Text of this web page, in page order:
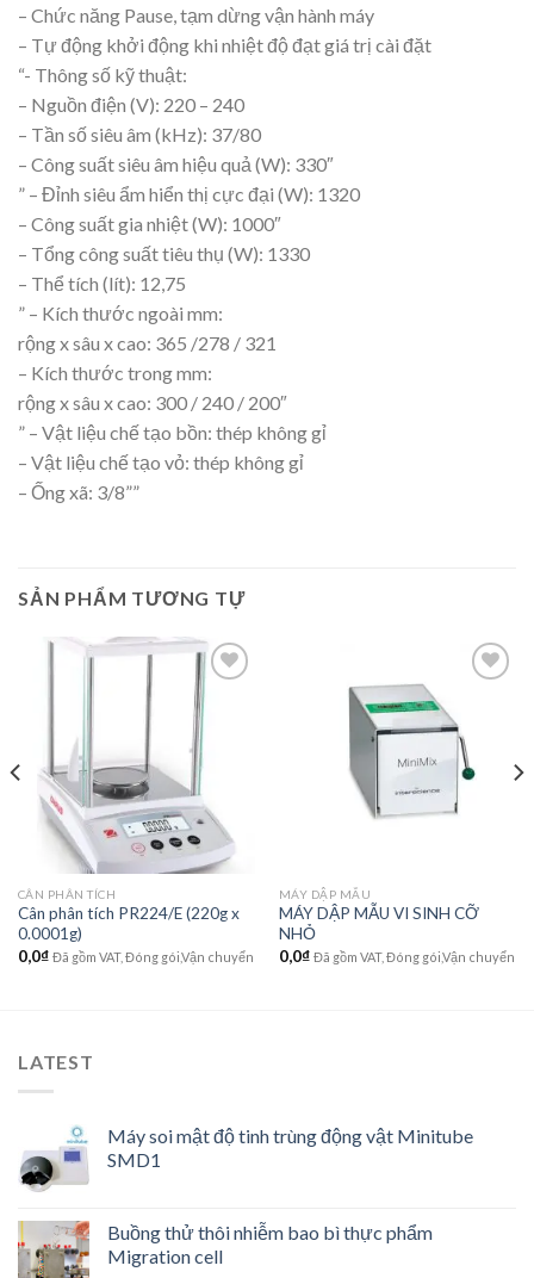
– Chức năng Pause, tạm dừng vận hành máy
– Tự động khởi động khi nhiệt độ đạt giá trị cài đặt
“- Thông số kỹ thuật:
– Nguồn điện (V): 220 – 240
– Tần số siêu âm (kHz): 37/80
– Công suất siêu âm hiệu quả (W): 330″
” – Đỉnh siêu ẩm hiển thị cực đại (W): 1320
– Công suất gia nhiệt (W): 1000″
– Tổng công suất tiêu thụ (W): 1330
– Thể tích (lít): 12,75
” – Kích thước ngoài mm:
rộng x sâu x cao: 365 /278 / 321
– Kích thước trong mm:
rộng x sâu x cao: 300 / 240 / 200″
” – Vật liệu chế tạo bồn: thép không gỉ
– Vật liệu chế tạo vỏ: thép không gỉ
– Ống xã: 3/8””
SẢN PHẨM TƯƠNG TỰ
Add to
wishlist
CÂN PHÂN TÍCH
Cân phân tích PR224/E (220g x
0.0001g)
0,0₫ Đã gồm VAT, Đóng gói,Vận chuyển
Add to
wishlist
MÁY DẬP MẪU
MÁY DẬP MẪU VI SINH CỠ
NHỎ
0,0₫ Đã gồm VAT, Đóng gói,Vận chuyển
LATEST
Máy soi mật độ tinh trùng động vật Minitube
SMD1
Buồng thử thôi nhiễm bao bì thực phẩm
Migration cell